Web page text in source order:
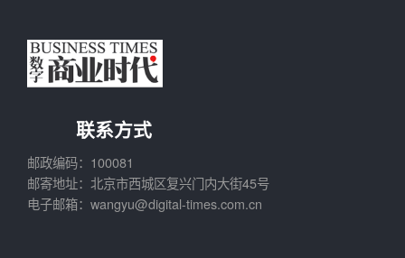
联系方式
邮政编码：100081
邮寄地址：北京市西城区复兴门内大街45号
电子邮箱：wangyu@digital-times.com.cn